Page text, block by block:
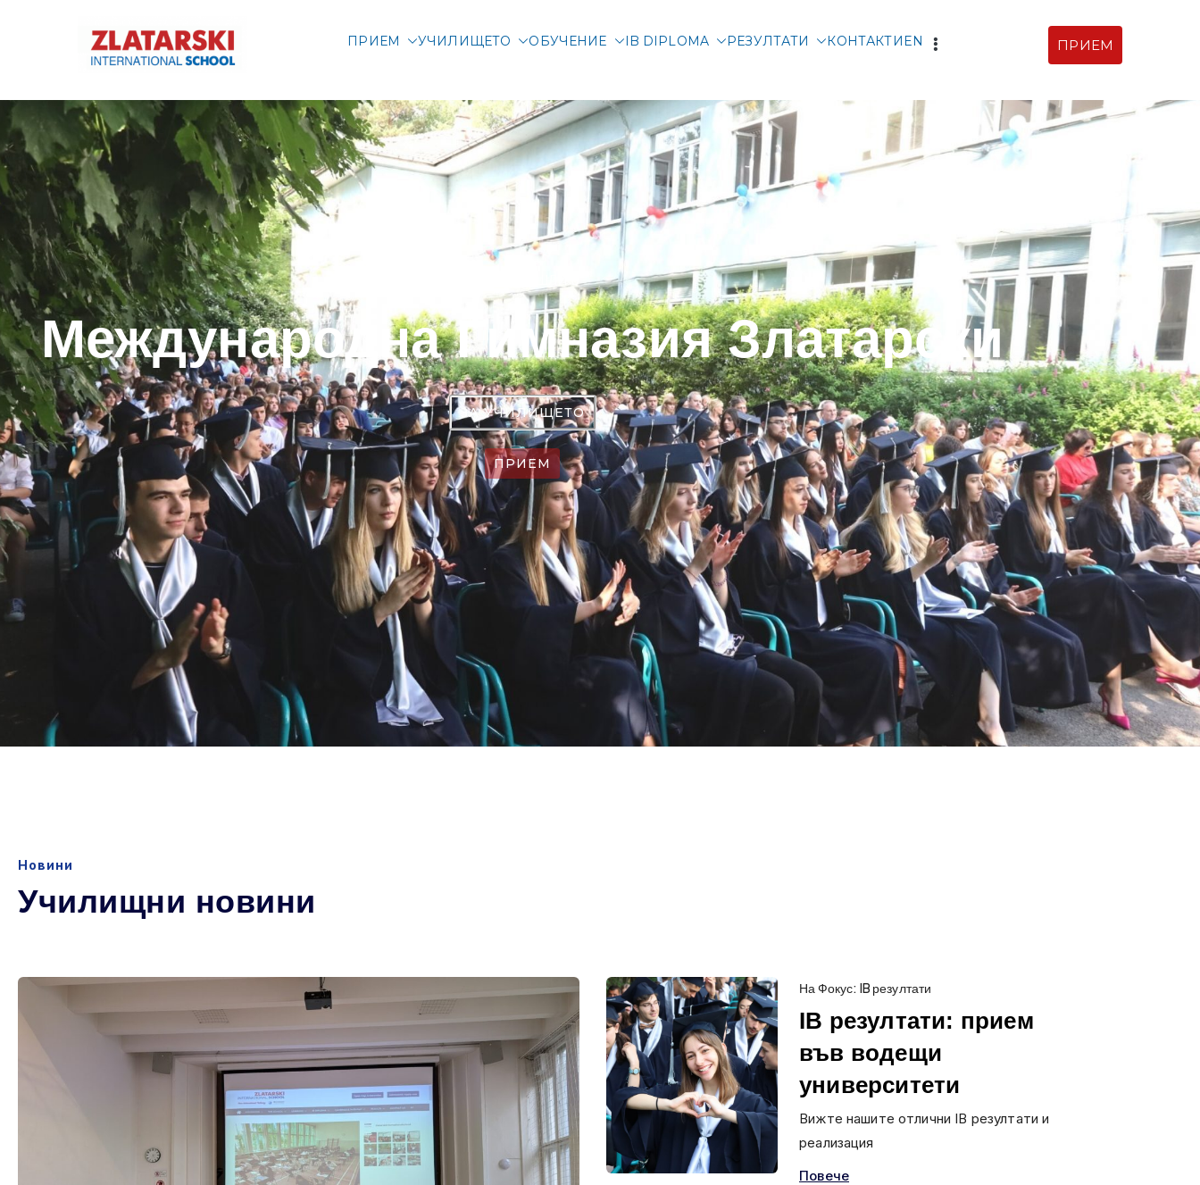
Международна гимназия Златарски |
Международно училище в София
ПРИЕМ УЧИЛИЩЕТО ОБУЧЕНИЕ IB DIPLOMA РЕЗУЛТАТИ КОНТАКТИEN ПРИЕМ
Международна Гимназия Златарски
ЗА УЧИЛИЩЕТО
ПРИЕМ
Новини
Училищни новини
На Фокус: IB резултати
IB резултати: прием
във водещи
университети
Вижте нашите отлични IB резултати и
реализация
Повече